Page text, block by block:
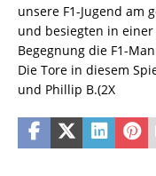
unsere F1-Jugend am
und besiegten in
Begegnung die F1-
Die Tore in diesem
und Phillip B.(2X